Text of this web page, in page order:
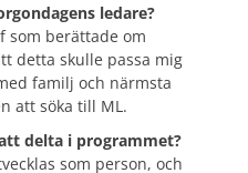
ledare?
som berättade om
detta skulle passa mig
familj och närmsta
att söka till ML.
delta i programmet?
som person, och